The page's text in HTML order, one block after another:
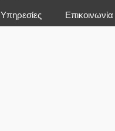
Υπηρεσίες Επικοινωνία